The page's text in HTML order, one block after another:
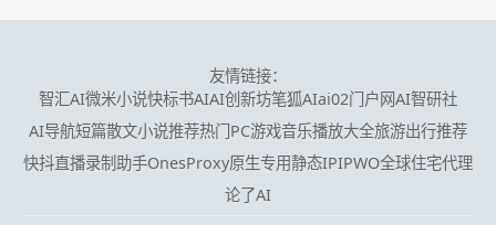
友情链接：
智汇AI微米小说快标书AIAI创新坊笔狐AIai02门户网AI智研社
AI导航短篇散文小说推荐热门PC游戏音乐播放大全旅游出行推荐
快抖直播录制助手OnesProxy原生专用静态IPIPWO全球住宅代理
论了AI